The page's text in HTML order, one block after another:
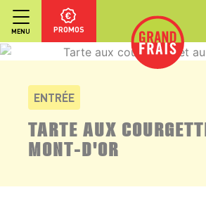
MENU PROMOS
ENTRÉE
TARTE AUX
MONT-D'OR